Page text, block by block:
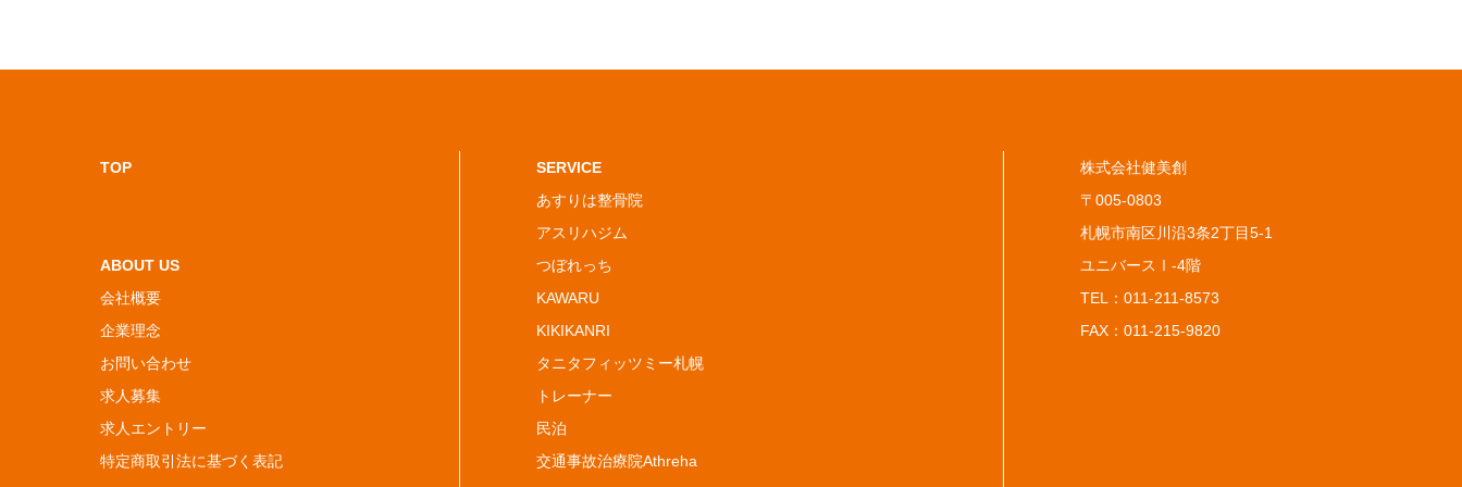
TOP
ABOUT US
会社概要
企業理念
お問い合わせ
求人募集
求人エントリー
特定商取引法に基づく表記
SERVICE
あすりは整骨院
アスリハジム
つぼれっち
KAWARU
KIKIKANRI
タニタフィッツミー札幌
トレーナー
民泊
交通事故治療院Athreha
株式会社健美創
〒005-0803
札幌市南区川沿3条2丁目5-1
ユニバースⅠ-4階
TEL： 011-211-8573
FAX：011-215-9820